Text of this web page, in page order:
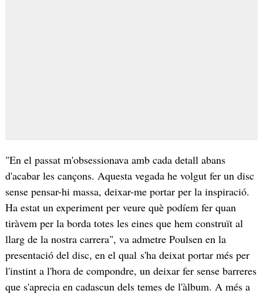
"En el passat m'obsessionava amb cada detall abans
d'acabar les cançons. Aquesta vegada he volgut fer un disc
sense pensar-hi massa, deixar-me portar per la inspiració.
Ha estat un experiment per veure què podíem fer quan
tiràvem per la borda totes les eines que hem construït al
llarg de la nostra carrera", va admetre Poulsen en la
presentació del disc, en el qual s'ha deixat portar més per
l'instint a l'hora de compondre, un deixar fer sense barreres
que s'aprecia en cadascun dels temes de l'àlbum. A més a